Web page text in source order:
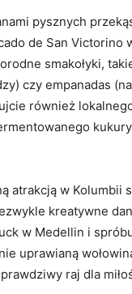
pysznych
de San ​Victorino
smakołyki,⁣
czy empanadas
również
atrakcją w Kolumbii
kreatywne
w ‌Medellin i
uprawianą
raj dla